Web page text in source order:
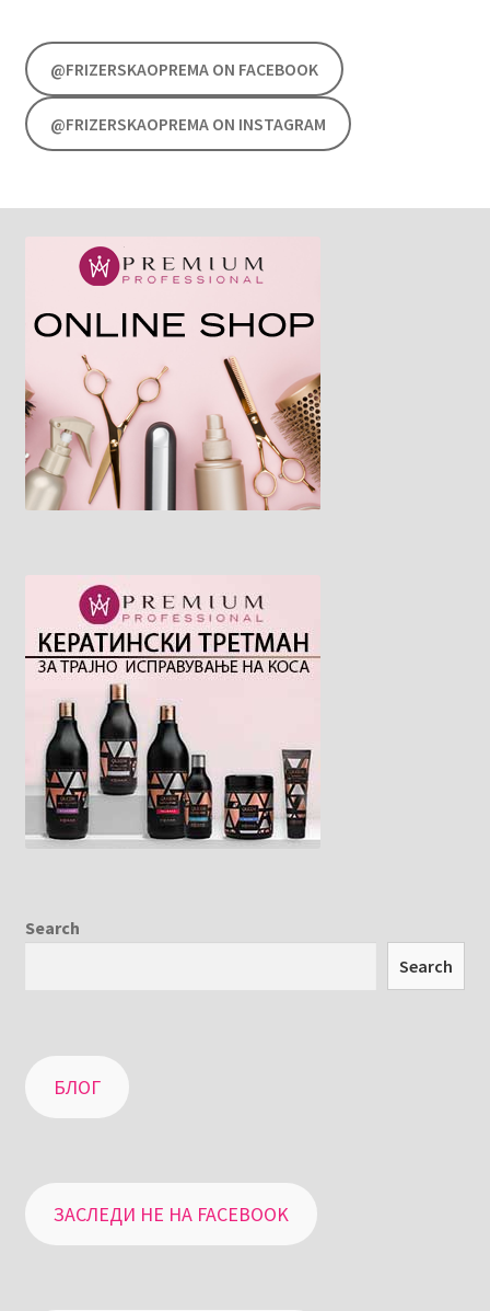
@FRIZERSKAOPREMA ON FACEBOOK
@FRIZERSKAOPREMA ON INSTAGRAM
Search
Search
БЛОГ
ЗАСЛЕДИ НЕ НА FACEBOOK